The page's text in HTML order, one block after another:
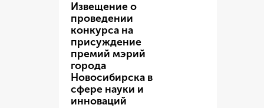
Извещение о
проведении
конкурса на
присуждение
премий мэрий
города
Новосибирска в
сфере науки и
инноваций